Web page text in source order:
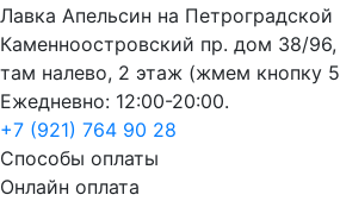
Лавка Апельсин на Петроградской
Каменноостровский пр. дом 38/
там налево, 2 этаж (жмем кнопку
Ежедневно: 12:00-20:00.
+7 (921) 764 90 28
Способы оплаты
Онлайн оплата